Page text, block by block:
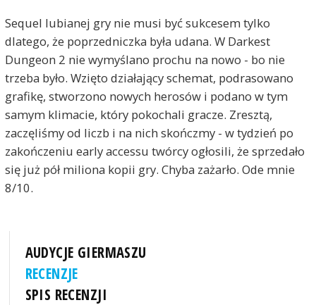
Sequel lubianej gry nie musi być sukcesem tylko
dlatego, że poprzedniczka była udana. W Darkest
Dungeon 2 nie wymyślano prochu na nowo - bo nie
trzeba było. Wzięto działający schemat, podrasowano
grafikę, stworzono nowych herosów i podano w tym
samym klimacie, który pokochali gracze. Zresztą,
zaczęliśmy od liczb i na nich skończmy - w tydzień po
zakończeniu early accessu twórcy ogłosili, że sprzedało
się już pół miliona kopii gry. Chyba zażarło. Ode mnie
8/10.
AUDYCJE GIERMASZU
RECENZJE
SPIS RECENZJI